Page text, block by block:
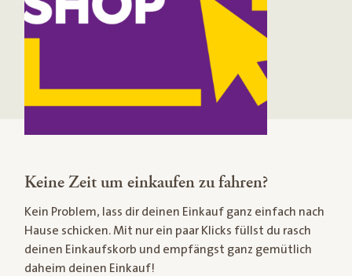
Keine Zeit um einkaufen zu fahren?
Kein Problem, lass dir deinen Einkauf ganz einfach nach
Hause schicken. Mit nur ein paar Klicks füllst du rasch
deinen Einkaufskorb und empfängst ganz gemütlich
daheim deinen Einkauf!